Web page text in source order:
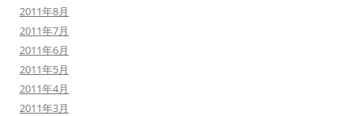
2011年8月
2011年7月
2011年6月
2011年5月
2011年4月
2011年3月